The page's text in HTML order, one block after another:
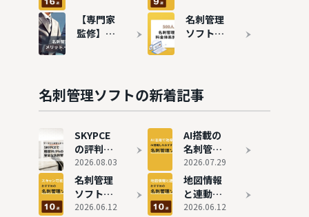
せない条
件」とは
説
選！主要
サービス
フトおす
すめ9選
【専門家
監修】名
ット・デ
メリット
や導入す
る目的を
解説
名刺管理
ソフトの
体系を徹
底比較
名刺管理ソフトの新着記事
SKYPCE
の評判を
独自取材
｜名刺検
索95%削
減・国内
2026.08.03
AI搭載の
名刺管理
ソフトお
すすめ8
選！AI活
用ででき
2026.07.29
名刺管理
ソフトお
すすめ10
2026.06.12
地図情報
と連動で
きる名刺
2026.06.12